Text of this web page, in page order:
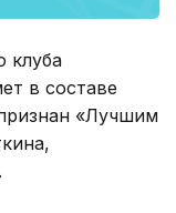
клуба
в составе
«Лучшим